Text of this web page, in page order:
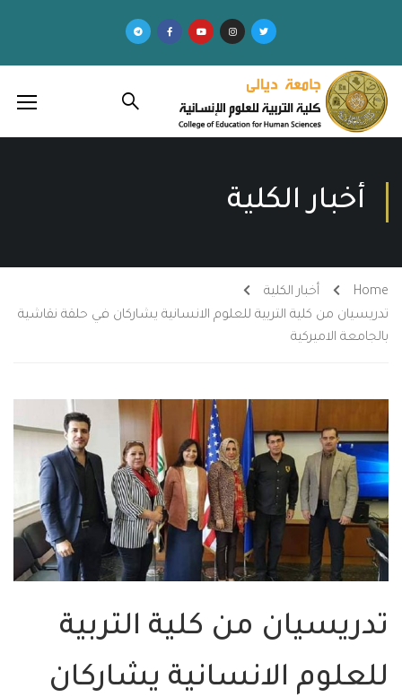
أخبار الكلية
Home
أخبار الكلية
تدريسيان من كلية التربية للعلوم الانسانية يشاركان في حلقة نقاشية
بالجامعة الاميركية
تدريسيان من كلية التربية
للعلوم الانسانية يشاركان